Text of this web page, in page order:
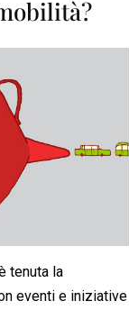
tenuta la
eventi e iniziative